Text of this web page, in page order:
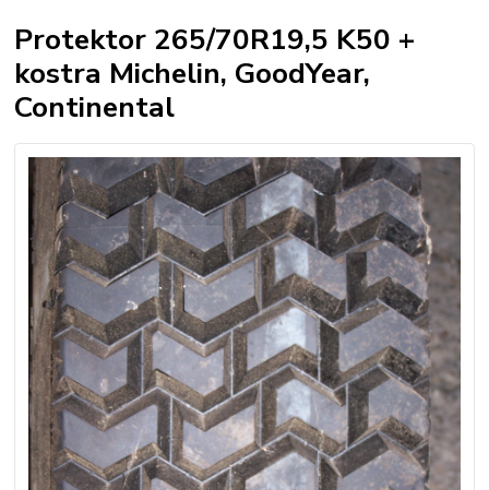
Protektor 265/70R19,5 K50 +
kostra Michelin, GoodYear,
Continental